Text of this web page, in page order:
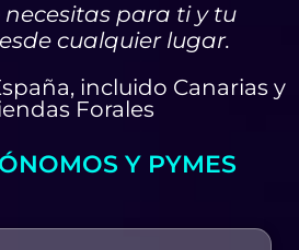
necesitas para ti y tu
cualquier lugar.
incluido Canarias y
Forales
Y PYMES